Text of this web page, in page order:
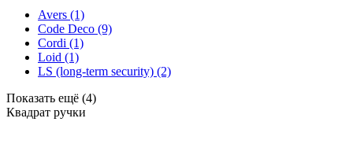
Avers (1)
Code Deco (9)
Cordi (1)
Loid (1)
LS (long-term security) (2)
Показать ещё (4)
Квадрат ручки